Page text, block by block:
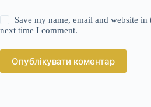
Save my name, email and website
next time I comment.
Опублікувати коментар